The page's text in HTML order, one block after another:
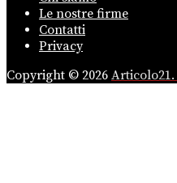
Le nostre firme
Contatti
Privacy
Copyright © 2026 Articolo21.